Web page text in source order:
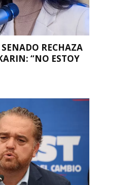
RECHAZA
“NO ESTOY